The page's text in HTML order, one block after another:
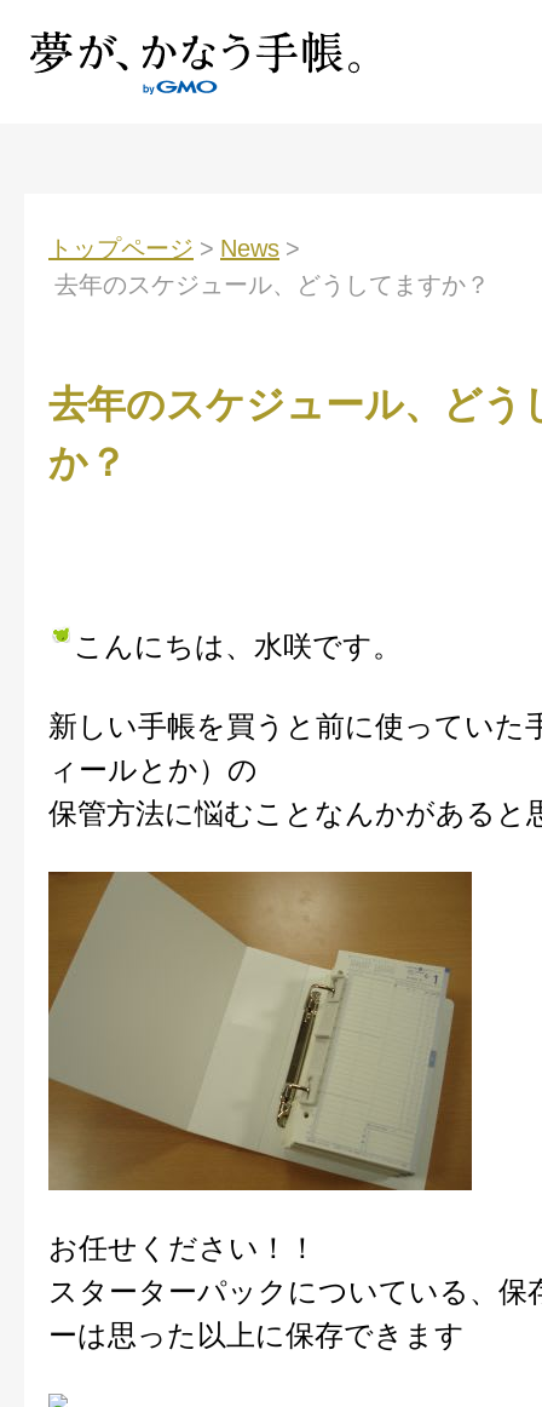
トップページ > News >
去年のスケジュール、どうしてますか？
去年のスケジュール、どう
か？
こんにちは、水咲です。
新しい手帳を買うと前に使っていた
ィールとか）の
保管方法に悩むことなんかがあると
お任せください！！
スターターパックについている、保
ーは思った以上に保存できます